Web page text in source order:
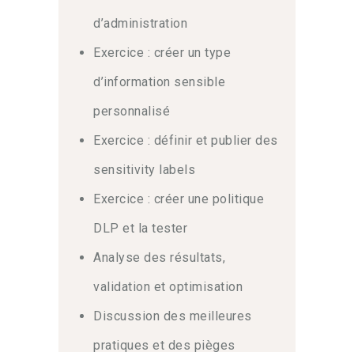
d’administration
Exercice : créer un type
d’information sensible
personnalisé
Exercice : définir et publier des
sensitivity labels
Exercice : créer une politique
DLP et la tester
Analyse des résultats,
validation et optimisation
Discussion des meilleures
pratiques et des pièges